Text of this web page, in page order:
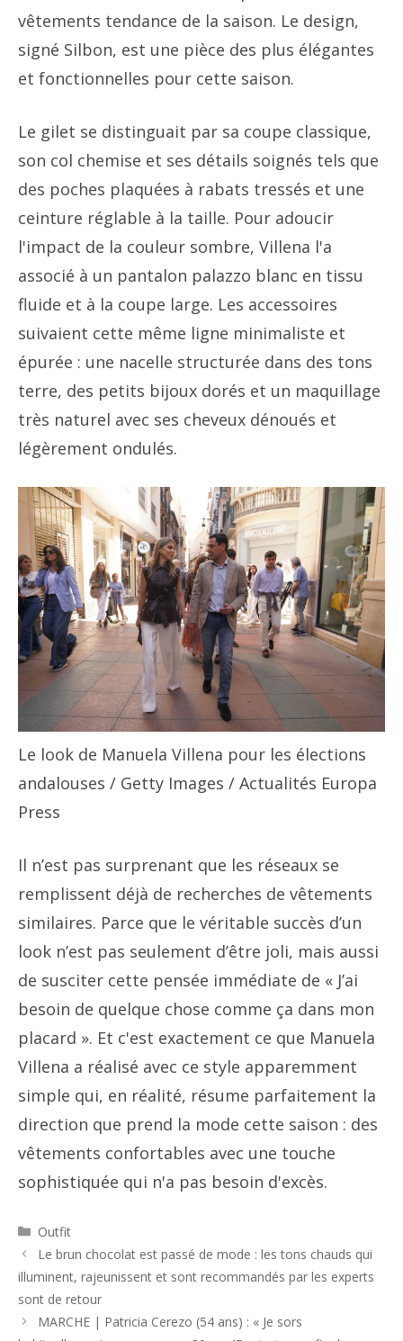
vêtements tendance de la saison. Le design,
signé Silbon, est une pièce des plus élégantes
et fonctionnelles pour cette saison.
Le gilet se distinguait par sa coupe classique,
son col chemise et ses détails soignés tels que
des poches plaquées à rabats tressés et une
ceinture réglable à la taille. Pour adoucir
l'impact de la couleur sombre, Villena l'a
associé à un pantalon palazzo blanc en tissu
fluide et à la coupe large. Les accessoires
suivaient cette même ligne minimaliste et
épurée : une nacelle structurée dans des tons
terre, des petits bijoux dorés et un maquillage
très naturel avec ses cheveux dénoués et
légèrement ondulés.
Le look de Manuela Villena pour les élections
andalouses / Getty Images / Actualités Europa
Press
Il n’est pas surprenant que les réseaux se
remplissent déjà de recherches de vêtements
similaires. Parce que le véritable succès d’un
look n’est pas seulement d’être joli, mais aussi
de susciter cette pensée immédiate de « J’ai
besoin de quelque chose comme ça dans mon
placard ». Et c'est exactement ce que Manuela
Villena a réalisé avec ce style apparemment
simple qui, en réalité, résume parfaitement la
direction que prend la mode cette saison : des
vêtements confortables avec une touche
sophistiquée qui n'a pas besoin d'excès.
Catégories
Outfit
Navigation
des
Le brun chocolat est passé de mode : les tons chauds qui
illuminent, rajeunissent et sont recommandés par les experts
sont de retour
MARCHE | Patricia Cerezo (54 ans) : « Je sors